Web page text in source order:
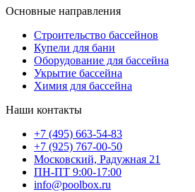
Основные направления
Строительство бассейнов
Купели для бани
Оборудование для бассейна
Укрытие бассейна
Химия для бассейна
Наши контакты
+7 (495) 663-54-83
+7 (925) 767-00-50
Московский, Радужная 21
ПН-ПТ 9:00-17:00
info@poolbox.ru